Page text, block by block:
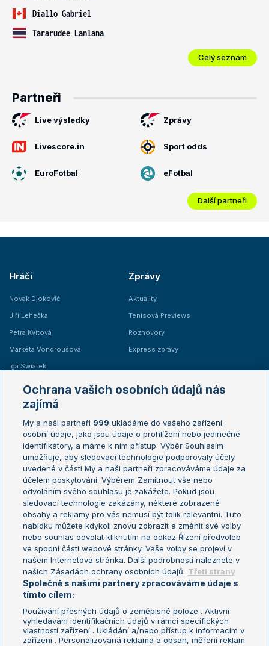
Diallo Gabriel
Tararudee Lanlana
Celý seznam
Partneři
Live výsledky Zprávy
Livescore.in Sport odds
EuroFotbal eFotbal
Další partneři
Hráči
Novak Djokovič
Jiří Lehečka
Petra Kvitová
Markéta Vondroušová
Iga Swiatek
Zprávy
Aktuality
Tenisová Previews
Rozhovory
Express zprávy
Žebříčky
Žebříček ATP (muži)
Žebříček WTA (ženy)
Sázkařský žebříček
Australian Open
French Open
Wimbledon
US Open
Turnaj mistrů
Turnaj mistryň
Aktualní trendy
Fotbalové přestupy
Livesport Daily
LS Prague Open
Podmínky užití
Nastavení soukromí
Ochrana vašich osobních údajů nás
zajímá
My a naši partneři 999 ukládáme do vašeho zařízení
osobní údaje, jako jsou údaje o prohlížení nebo jedinečné
identifikátory, a máme k nim přístup. Výběr Souhlasím
umožňuje, aby sledovací technologie podporovaly účely
uvedené v části My a naši partneři zpracováváme údaje za
účelem poskytování. Výběrem Zamítnout vše nebo
odvoláním svého souhlasu je zakážete. Pokud jsou
sledovací technologie zakázány, některé zobrazené
obsahy a reklamy pro vás nemusí být tolik relevantní. Tuto
nabídku můžete kdykoli znovu zobrazit a změnit své volby
nebo souhlas odvolat kliknutím na odkaz Řízení předvoleb
ve spodní části webové stránky. Vaše volby se projeví v
našem Internetová stránka. Další podrobnosti naleznete v
našich Zásadách ochrany osobních údajů. Třetí strany
Společně s našimi partnery zpracováváme údaje s
tímto cílem:
Používání přesných údajů o zeměpisné poloze . Aktivní
vyhledávání identifikačních údajů v rámci specifických
vlastností zařízení . Ukládání a/nebo přístup k informacím v
zařízení . Personalizovaná reklama a obsah, měření reklam